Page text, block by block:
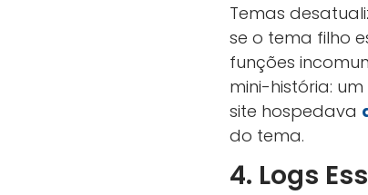
Temas
se o tema filho
funções
mini-história:
site hospedava
do tema.
4. Logs